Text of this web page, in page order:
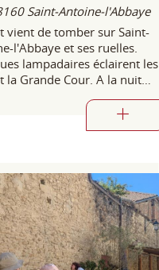
Saint-Antoine-l'Abbaye
vient de tomber sur Saint-
l'Abbaye et ses ruelles.
lampadaires éclairent les
la Grande Cour. A la nuit
le village prend d'autres
et ambiances. Traversez le
et apprenez des anciennes